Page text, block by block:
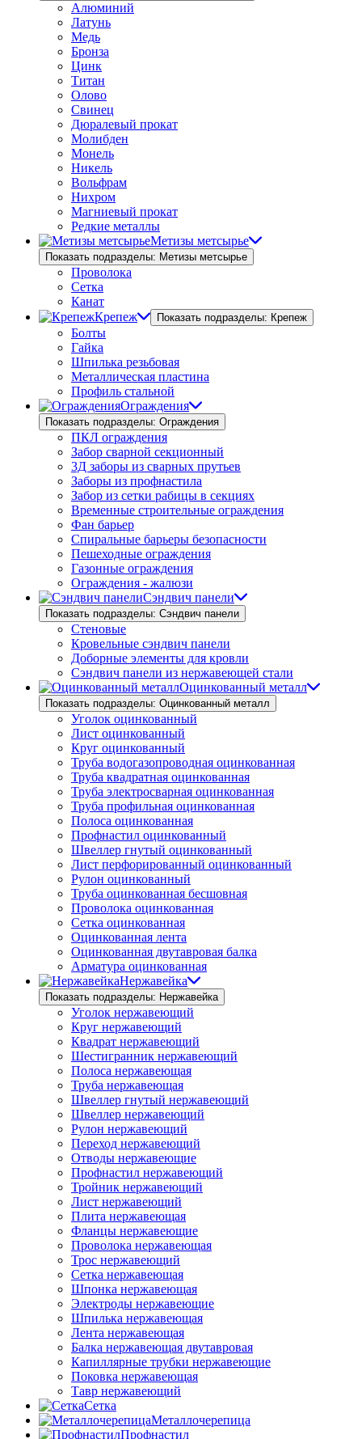
Алюминий
Латунь
Медь
Бронза
Цинк
Титан
Олово
Свинец
Дюралевый прокат
Молибден
Монель
Никель
Вольфрам
Нихром
Магниевый прокат
Редкие металлы
Метизы метсырье
Показать подразделы: Метизы метсырье
Проволока
Сетка
Канат
Крепеж
Показать подразделы: Крепеж
Болты
Гайка
Шпилька резьбовая
Металлическая пластина
Профиль стальной
Ограждения
Показать подразделы: Ограждения
ПКЛ ограждения
Забор сварной секционный
3Д заборы из сварных прутьев
Заборы из профнастила
Забор из сетки рабицы в секциях
Временные строительные ограждения
Фан барьер
Спиральные барьеры безопасности
Пешеходные ограждения
Газонные ограждения
Ограждения - жалюзи
Сэндвич панели
Показать подразделы: Сэндвич панели
Стеновые
Кровельные сэндвич панели
Доборные элементы для кровли
Сэндвич панели из нержавеющей стали
Оцинкованный металл
Показать подразделы: Оцинкованный металл
Уголок оцинкованный
Лист оцинкованный
Круг оцинкованный
Труба водогазопроводная оцинкованная
Труба квадратная оцинкованная
Труба электросварная оцинкованная
Труба профильная оцинкованная
Полоса оцинкованная
Профнастил оцинкованный
Швеллер гнутый оцинкованный
Лист перфорированный оцинкованный
Рулон оцинкованный
Труба оцинкованная бесшовная
Проволока оцинкованная
Сетка оцинкованная
Оцинкованная лента
Оцинкованная двутавровая балка
Арматура оцинкованная
Нержавейка
Показать подразделы: Нержавейка
Уголок нержавеющий
Круг нержавеющий
Квадрат нержавеющий
Шестигранник нержавеющий
Полоса нержавеющая
Труба нержавеющая
Швеллер гнутый нержавеющий
Швеллер нержавеющий
Рулон нержавеющий
Переход нержавеющий
Отводы нержавеющие
Профнастил нержавеющий
Тройник нержавеющий
Лист нержавеющий
Плита нержавеющая
Фланцы нержавеющие
Проволока нержавеющая
Трос нержавеющий
Сетка нержавеющая
Шпонка нержавеющая
Электроды нержавеющие
Шпилька нержавеющая
Лента нержавеющая
Балка нержавеющая двутавровая
Капиллярные трубки нержавеющие
Поковка нержавеющая
Тавр нержавеющий
Сетка
Металлочерепица
Профнастил